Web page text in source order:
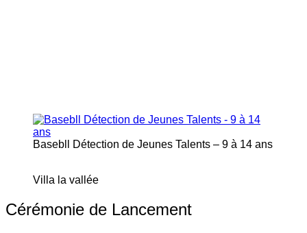
Basebll Détection de Jeunes Talents – 9 à 14 ans
Villa la vallée
Cérémonie de Lancement